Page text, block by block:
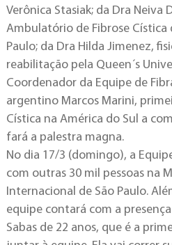
Verônica Stasiak; da Dra Neiva
Ambulatório de Fibrose Cística
Paulo; da Dra Hilda Jimenez,
reabilitação pela Queen´s
Coordenador da Equipe de
argentino Marcos Marini,
Cística na América do Sul a
fará a palestra magna.
No dia 17/3 (domingo), a
com outras 30 mil pessoas na
Internacional de São Paulo.
equipe contará com a
Sabas de 22 anos, que é a